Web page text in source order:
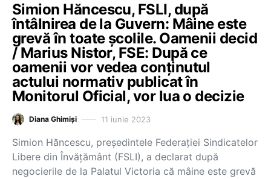
Simion Hăncescu, FSLI, după
întâlnirea de la Guvern: Mâine este
grevă în toate școlile. Oamenii decid
/ Marius Nistor, FSE: După ce
oamenii vor vedea conținutul
actului normativ publicat în
Monitorul Oficial, vor lua o decizie
Diana Ghimiși 11 iunie 2023
Simion Hăncescu, președintele Federației Sindicatelor
Libere din Învățământ (FSLI), a declarat după
negocierile de la Palatul Victoria că mâine este grevă